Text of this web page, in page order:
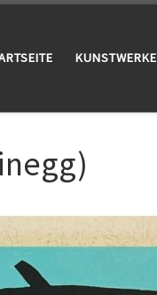
KUNSTWERKE